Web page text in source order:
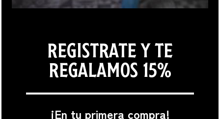
ÚNETE AL
NOVEDADES.
REGISTRATE Y TE
REGALAMOS 15%
¡En tu primera compra!